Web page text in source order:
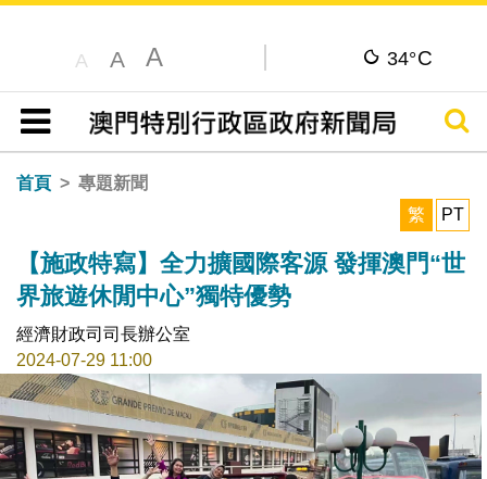
A A A 34°C
目錄
搜尋
首頁
專題新聞
繁
PT
【施政特寫】全力擴國際客源 發揮澳門“世
界旅遊休閒中心”獨特優勢
經濟財政司司長辦公室
2024-07-29 11:00